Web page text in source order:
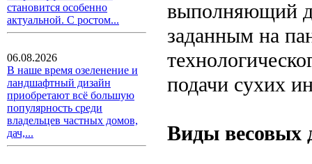
становится особенно
актуальной. С ростом...
06.08.2026
В наше время озеленение и
ландшафтный дизайн
приобретают всё большую
популярность среди
владельцев частных домов,
дач,...
выполняющий
заданным на
подачи сухих
Виды весовых